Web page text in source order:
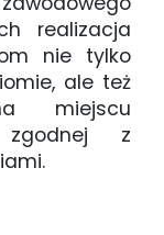
realizacja
nie tylko
ale też
miejscu
zgodnej z